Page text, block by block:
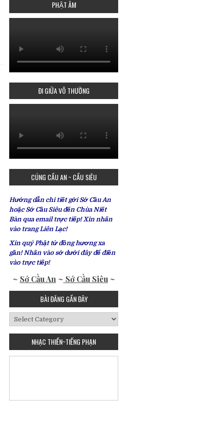
PHẬT ÂM
ĐI GIỮA VÔ THƯỜNG
CÚNG CẦU AN ~ CẦU SIÊU
Hướng dẫn chi tiết gởi Sớ Cầu An
hoặc Sớ Cầu Siêu đến Chùa Niết
Bàn qua email trực tiếp! Xin nhấn
vào trang Liên Lạc!
Xin quý Phật tử đồng hương xa
gần! Nhấn vào sớ dưới đây để điền
vào trực tiếp!
~ Sớ Cầu An ~ Sớ Cầu Siêu ~
BÀI ĐĂNG GẦN ĐÂY
Bài
Đăng
Gần
NHẠC THIỀN~TIẾNG PHẠN